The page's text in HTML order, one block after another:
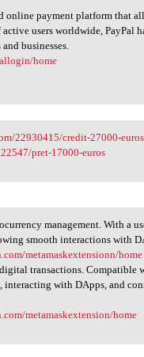
payment platform that
users worldwide, PayPal
businesses.
home
22930415/credit-27000-
pret-17000-euros
management. With a
smooth interactions with
metamaskextensionn/home
transactions. Compatible
interacting with DApps, and
metamaskextension/home